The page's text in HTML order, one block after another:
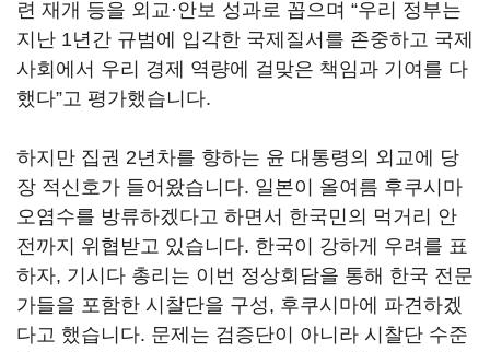
련 재개 등을 외교·안보 성과로 꼽으며 “우리 정부는
지난 1년간 규범에 입각한 국제질서를 존중하고 국제
사회에서 우리 경제 역량에 걸맞은 책임과 기여를 다
했다”고 평가했습니다.
하지만 집권 2년차를 향하는 윤 대통령의 외교에 당
장 적신호가 들어왔습니다. 일본이 올여름 후쿠시마
오염수를 방류하겠다고 하면서 한국민의 먹거리 안
전까지 위협받고 있습니다. 한국이 강하게 우려를 표
하자, 기시다 총리는 이번 정상회담을 통해 한국 전문
가들을 포함한 시찰단을 구성, 후쿠시마에 파견하겠
다고 했습니다. 문제는 검증단이 아니라 시찰단 수준